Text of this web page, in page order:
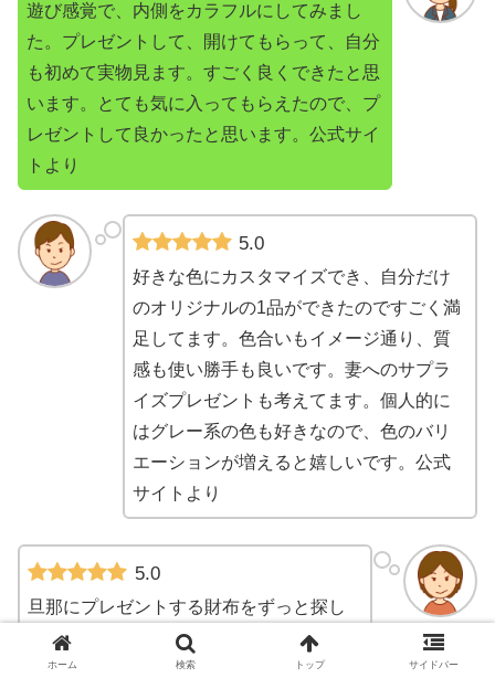
遊び感覚で、内側をカラフルにしてみまし
た。プレゼントして、開けてもらって、自分
も初めて実物見ます。すごく良くできたと思
います。とても気に入ってもらえたので、プ
レゼントして良かったと思います。公式サイ
トより
5.0
好きな色にカスタマイズでき、自分だけ
のオリジナルの1品ができたのですごく満
足してます。色合いもイメージ通り、質
感も使い勝手も良いです。妻へのサプラ
イズプレゼントも考えてます。個人的に
はグレー系の色も好きなので、色のバリ
エーションが増えると嬉しいです。公式
サイトより
5.0
旦那にプレゼントする財布をずっと探し
ていました。しっくりくる財布がなかな
か見つからなかったのですが、JOGGOさ
ホーム 検索 トップ サイドバー